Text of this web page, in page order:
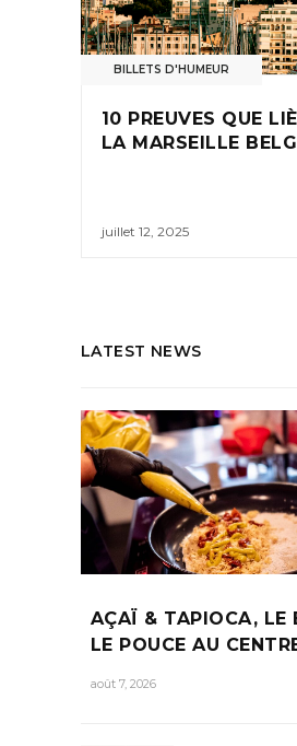
BILLETS D'HUMEUR
10 PREUVES QUE
LA MARSEILLE
juillet 12, 2025
LATEST NEWS
AÇAÏ & TAPIOCA, LE
LE POUCE AU
août 7, 2026